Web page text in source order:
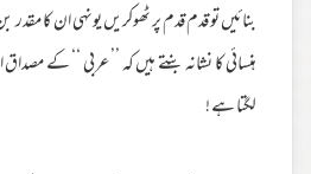
بنائیں تو قدم قدم پر ٹھوکریں یونہی ان کا
ہنسائی کا نشانہ بنتے ہیں کہ ’’ عربی ‘‘ کے
لگتا ہے !